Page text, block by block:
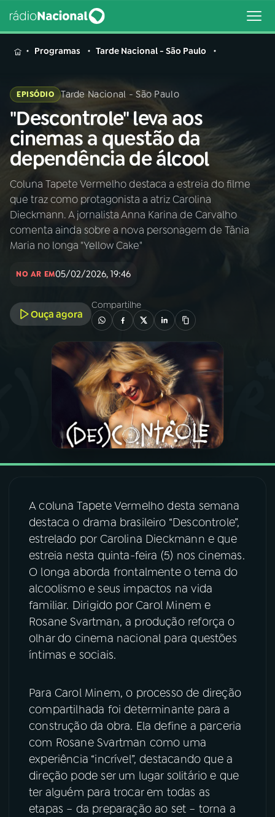
MENU
Buscar
na
Rádio
Nacional
Buscar
AO VIVO
INÍCIO
03PROGRAMAÇÃO
PROGRAMAS
PODCASTS
VIDEOCASTS
07ÚLTIMAS
08FESTIVAL DE MÚSICA
ACOMPANHE A RÁDIO NACIONAL
YouTube Facebook
Instagram X
TikTok
Programas Tarde Nacional - São Paulo
EPISÓDIO Tarde Nacional - São Paulo
"Descontrole" leva aos
cinemas a questão da
dependência de álcool
Coluna Tapete Vermelho destaca a estreia do filme
que traz como protagonista a atriz Carolina
Dieckmann. A jornalista Anna Karina de Carvalho
comenta ainda sobre a nova personagem de Tânia
Maria no longa "Yellow Cake"
NO AR EM05/02/2026, 19:46
Ouça agora
Compartilhe
A coluna Tapete Vermelho desta semana
destaca o drama brasileiro “Descontrole”,
estrelado por Carolina Dieckmann e que
estreia nesta quinta-feira (5) nos cinemas.
O longa aborda frontalmente o tema do
alcoolismo e seus impactos na vida
familiar. Dirigido por Carol Minem e
Rosane Svartman, a produção reforça o
olhar do cinema nacional para questões
íntimas e sociais.
Para Carol Minem, o processo de direção
compartilhada foi determinante para a
construção da obra. Ela define a parceria
com Rosane Svartman como uma
experiência “incrível”, destacando que a
direção pode ser um lugar solitário e que
ter alguém para trocar em todas as
etapas – da preparação ao set – torna a